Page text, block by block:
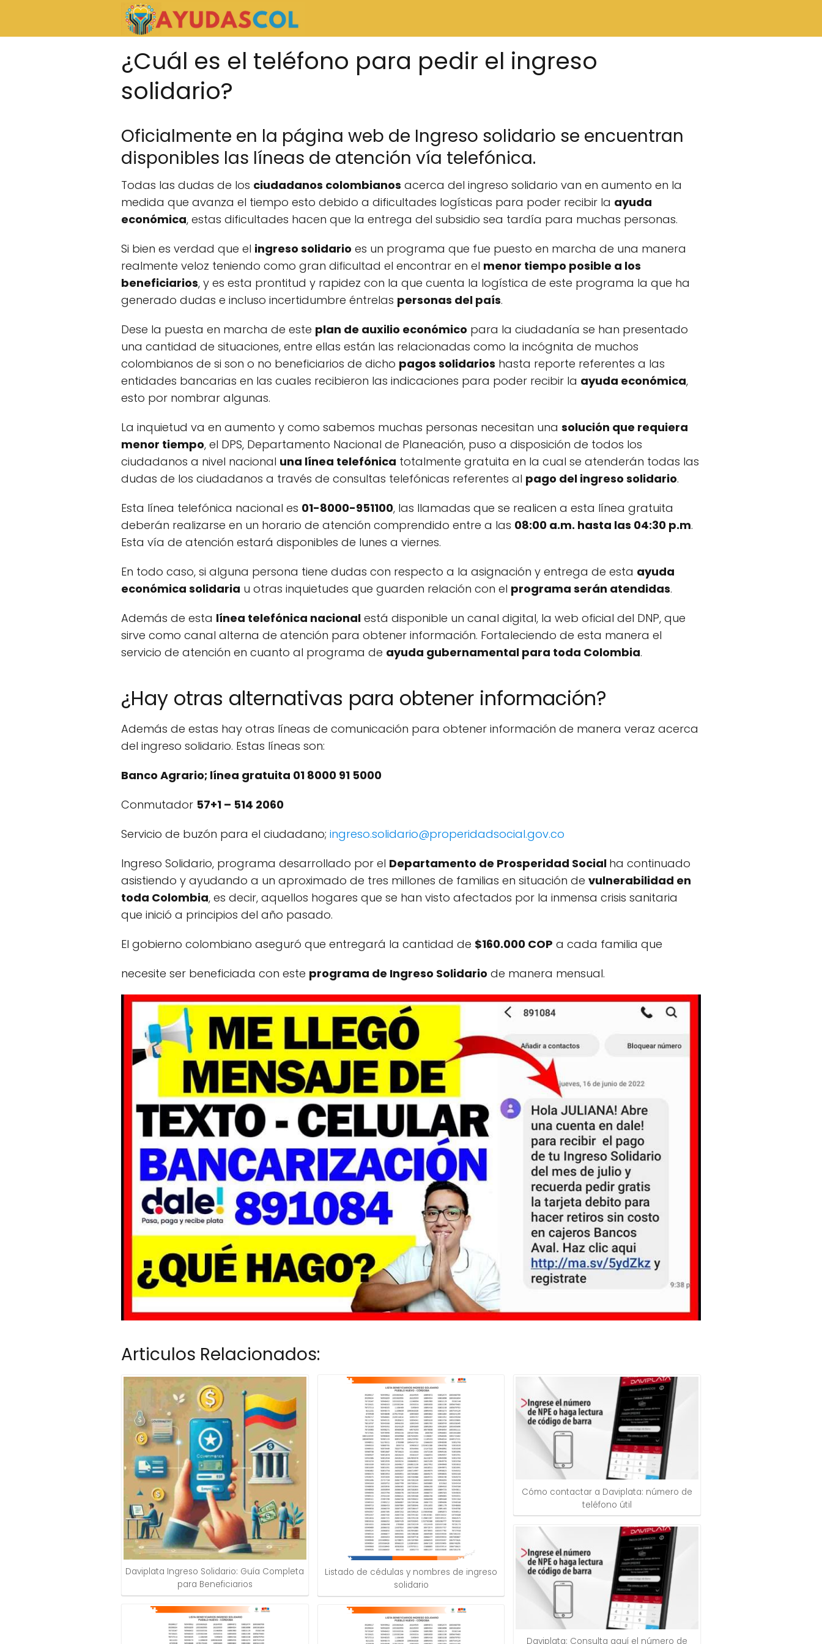
¿Cuál es el teléfono para pedir el ingreso
solidario?
Oficialmente en la página web de Ingreso solidario se encuentran
disponibles las líneas de atención vía telefónica.
Todas las dudas de los ciudadanos colombianos acerca del ingreso solidario van en aumento en la
medida que avanza el tiempo esto debido a dificultades logísticas para poder recibir la ayuda
económica, estas dificultades hacen que la entrega del subsidio sea tardía para muchas personas.
Si bien es verdad que el ingreso solidario es un programa que fue puesto en marcha de una manera
realmente veloz teniendo como gran dificultad el encontrar en el menor tiempo posible a los
beneficiarios, y es esta prontitud y rapidez con la que cuenta la logística de este programa la que ha
generado dudas e incluso incertidumbre éntrelas personas del país.
Dese la puesta en marcha de este plan de auxilio económico para la ciudadanía se han presentado
una cantidad de situaciones, entre ellas están las relacionadas como la incógnita de muchos
colombianos de si son o no beneficiarios de dicho pagos solidarios hasta reporte referentes a las
entidades bancarias en las cuales recibieron las indicaciones para poder recibir la ayuda económica,
esto por nombrar algunas.
La inquietud va en aumento y como sabemos muchas personas necesitan una solución que requiera
menor tiempo, el DPS, Departamento Nacional de Planeación, puso a disposición de todos los
ciudadanos a nivel nacional una línea telefónica totalmente gratuita en la cual se atenderán todas las
dudas de los ciudadanos a través de consultas telefónicas referentes al pago del ingreso solidario.
Esta línea telefónica nacional es 01-8000-951100, las llamadas que se realicen a esta línea gratuita
deberán realizarse en un horario de atención comprendido entre a las 08:00 a.m. hasta las 04:30 p.m.
Esta vía de atención estará disponibles de lunes a viernes.
En todo caso, si alguna persona tiene dudas con respecto a la asignación y entrega de esta ayuda
económica solidaria u otras inquietudes que guarden relación con el programa serán atendidas.
Además de esta línea telefónica nacional está disponible un canal digital, la web oficial del DNP, que
sirve como canal alterna de atención para obtener información. Fortaleciendo de esta manera el
servicio de atención en cuanto al programa de ayuda gubernamental para toda Colombia.
¿Hay otras alternativas para obtener información?
Además de estas hay otras líneas de comunicación para obtener información de manera veraz acerca
del ingreso solidario. Estas líneas son:
Banco Agrario; línea gratuita 01 8000 91 5000
Conmutador 57+1 – 514 2060
Servicio de buzón para el ciudadano; ingreso.solidario@properidadsocial.gov.co
Ingreso Solidario, programa desarrollado por el Departamento de Prosperidad Social ha continuado
asistiendo y ayudando a un aproximado de tres millones de familias en situación de vulnerabilidad en
toda Colombia, es decir, aquellos hogares que se han visto afectados por la inmensa crisis sanitaria
que inició a principios del año pasado.
El gobierno colombiano aseguró que entregará la cantidad de $160.000 COP a cada familia que
necesite ser beneficiada con este programa de Ingreso Solidario de manera mensual.
Articulos Relacionados:
Daviplata Ingreso Solidario: Guía Completa
para Beneficiarios
Listado de cédulas y nombres de ingreso
solidario
Cómo contactar a Daviplata: número de
teléfono útil
Daviplata: Consulta aquí el número de